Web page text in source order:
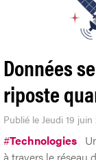
Données
riposte
Publié le Jeudi 19 juin
#Technologies